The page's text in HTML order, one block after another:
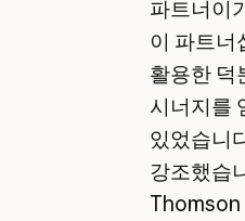
파트너이
이 파트너
활용한 덕
시너지를
있었습니
강조했습
Thomson